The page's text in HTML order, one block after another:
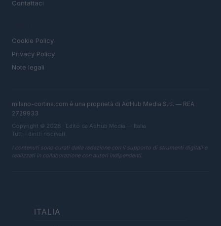
Contattaci
Cookie Policy
Privacy Policy
Note legali
milano-cortina.com è una proprietà di AdHub Media S.r.l. — REA
2729933
Copyright © 2026 · Edito da AdHub Media — Italia
Tutti i diritti riservati
I contenuti sono curati dalla redazione con il supporto di strumenti digitali e
realizzati in collaborazione con autori indipendenti.
ITALIA